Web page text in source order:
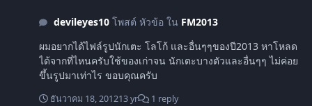
devileyes10โพสต์ หัวข้อ ใน FM2013
ผมอยากได้ไฟล์รูปนักเตะ โลโก้ และอื่นๆๆของปี2013 หาโหลด
ได้จากที่ไหนครับใช้ของเก่าจน นักเตะบางตัวและอื่นๆๆ ไม่ค่อย
ขึ้นรูปมาเท่าไร ขอบคุณครับ
ธันวาคม 18, 201213 yr 1 reply